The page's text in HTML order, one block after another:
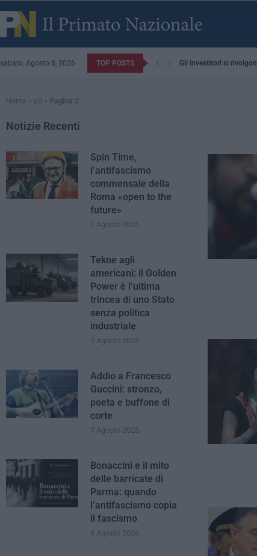
sabato, Agosto 8, 2026 TOP POSTS Gli investitori si
Home » pd » Pagina 2
Notizie Recenti
Spin Time,
l’antifascismo
commensale della
Roma «open to the
future»
7 Agosto 2026
Tekne agli
americani: il Golden
Power è l’ultima
trincea di uno Stato
senza politica
industriale
7 Agosto 2026
Addio a Francesco
Guccini: stronzo,
poeta e buffone di
corte
7 Agosto 2026
Bonaccini e il mito
delle barricate di
Parma: quando
l’antifascismo copia
il fascismo
6 Agosto 2026